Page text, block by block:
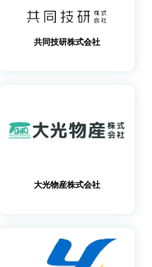
共同技研株式会社
大光物産株式会社